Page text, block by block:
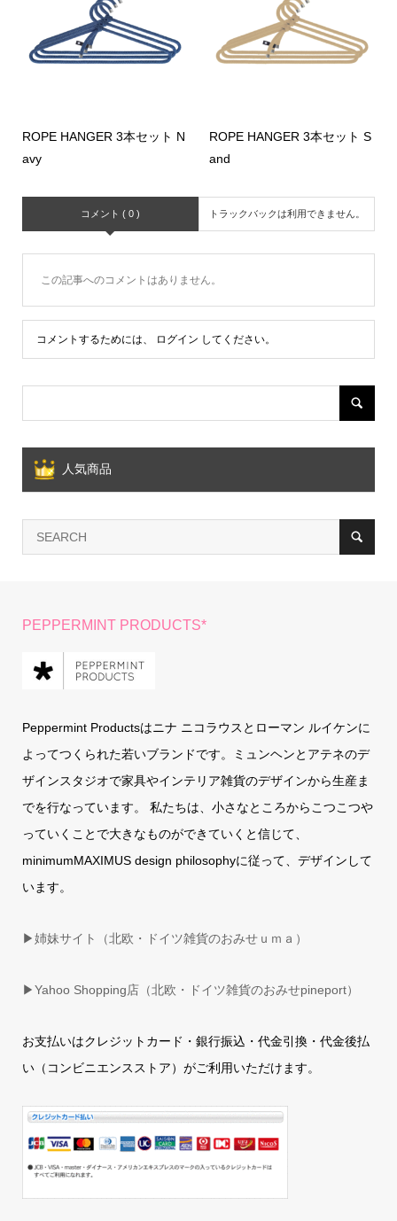
ROPE HANGER 3本セット N
avy
ROPE HANGER 3本セット S
and
コメント ( 0 ) トラックバックは利用できません。
この記事へのコメントはありません。
コメントするためには、 ログイン してください。
人気商品
PEPPERMINT PRODUCTS*
Peppermint Productsはニナ ニコラウスとローマン ルイケンに
よってつくられた若いブランドです。ミュンヘンとアテネのデ
ザインスタジオで家具やインテリア雑貨のデザインから生産ま
でを行なっています。 私たちは、小さなところからこつこつや
っていくことで大きなものができていくと信じて、
minimumMAXIMUS design philosophyに従って、デザインして
います。
▶姉妹サイト（北欧・ドイツ雑貨のおみせｕｍａ）
▶Yahoo Shopping店（北欧・ドイツ雑貨のおみせpineport）
お支払いはクレジットカード・銀行振込・代金引換・代金後払
い（コンビニエンスストア）がご利用いただけます。